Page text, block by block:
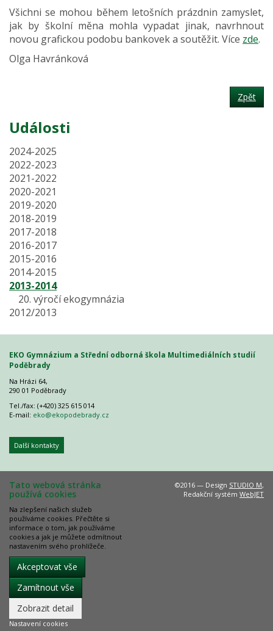
Všichni se mohou během letošních prázdnin zamyslet,
jak by školní měna mohla vypadat jinak, navrhnout
novou grafickou podobu bankovek a soutěžit. Více zde.
Olga Havránková
Zpět
Události
2024-2025
2022-2023
2021-2022
2020-2021
2019-2020
2018-2019
2017-2018
2016-2017
2015-2016
2014-2015
2013-2014
20. výročí ekogymnázia
2012/2013
EKO Gymnázium a Střední odborná škola Multimediálních studií
Poděbrady
Na Hrázi 64,
290 01 Poděbrady
Tel./fax: (+420) 325 615 014
E-mail: eko@ekopodebrady.cz
Další kontakty
Tato webová stránka
používá cookies
Na zlepšení našich služeb
používáme cookies. Přečtěte si
informace o tom, jak používáme
cookies a jak je můžete odmítnout
nastavením svého prohlížeče.
Akceptovat vše
Zamítnout vše
Zobrazit detail
Nastavení cookies
©2016 — Design STUDIO M,
Redakční systém WebJET